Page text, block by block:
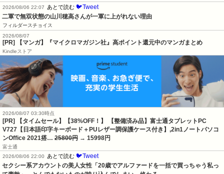
2026/08/06 22:07
あとで読む 🐦Tweet
二軍で無双状態の山川穂高さんが一軍に上がれない理由
フィルダースチョイス
2026/08/07
[PR] 【マンガ】『マイクロマガジン社』高ポイント還元中のマンガまとめ
Kindleストア
2026/08/07 03:30時点
[PR] 【タイムセール】【38%OFF！】 【整備済み品】富士通タブレットPC
V727【日本語印字キーボード＋PUレザー調保護ケース付き】,2in1ノートパソコ
ンOffice 2021搭… 25800円 → 15998円
富士通
2026/08/06 22:00
あとで読む 🐦Tweet
セクシー系アカウントの美人女性「20歳でアルファードを一括で買っちゃう私っ